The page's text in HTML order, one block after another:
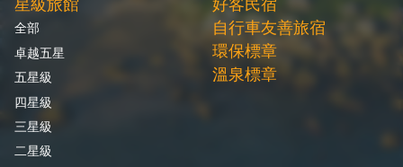
星級旅館
全部
卓越五星
五星級
四星級
三星級
二星級
好客民宿
自行車友善旅宿
環保標章
溫泉標章